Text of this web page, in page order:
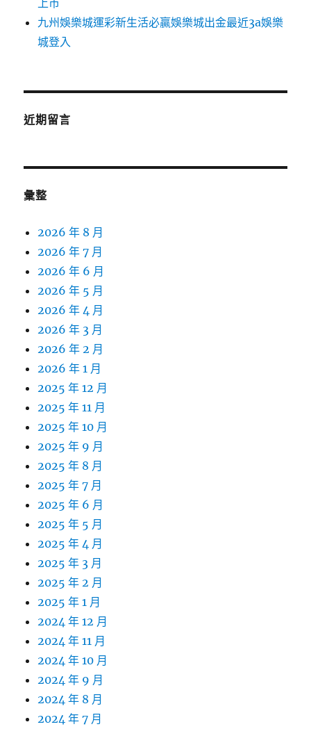
上市
九州娛樂城運彩新生活必贏娛樂城出金最近3a娛樂
城登入
近期留言
彙整
2026 年 8 月
2026 年 7 月
2026 年 6 月
2026 年 5 月
2026 年 4 月
2026 年 3 月
2026 年 2 月
2026 年 1 月
2025 年 12 月
2025 年 11 月
2025 年 10 月
2025 年 9 月
2025 年 8 月
2025 年 7 月
2025 年 6 月
2025 年 5 月
2025 年 4 月
2025 年 3 月
2025 年 2 月
2025 年 1 月
2024 年 12 月
2024 年 11 月
2024 年 10 月
2024 年 9 月
2024 年 8 月
2024 年 7 月